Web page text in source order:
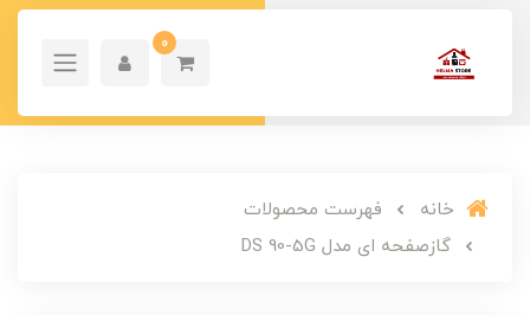
0
خانه
فهرست محصولات
گازصفحه ای مدل DS 90-5G